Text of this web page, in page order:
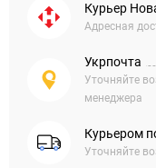
Курьер
Адресная
Укрпочта
Уточняйте
менеджера
Курьером
Уточняйте